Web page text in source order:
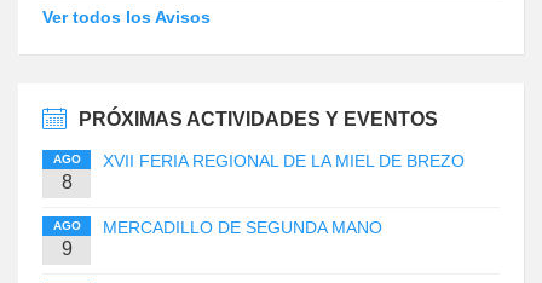
Ver todos los Avisos
PRÓXIMAS ACTIVIDADES Y EVENTOS
AGO
8
XVII FERIA REGIONAL DE LA MIEL DE BREZO
AGO
9
MERCADILLO DE SEGUNDA MANO